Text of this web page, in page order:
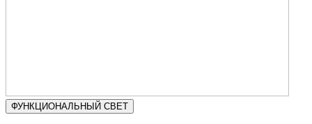
ФУНКЦИОНАЛЬНЫЙ СВЕТ